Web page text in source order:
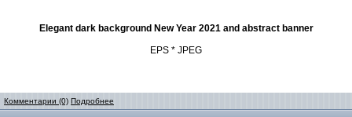
Elegant dark background New Year 2021 and abstract banner
EPS * JPEG
Комментарии (0) Подробнее